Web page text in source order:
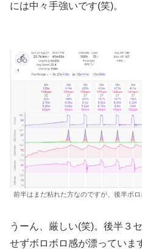
には中々手強いです(笑)。
前半はまだ粘れた方なのですが、後半ボロ
うーん、厳しい(笑)。後半３
せずボロボロ感が漂っていま